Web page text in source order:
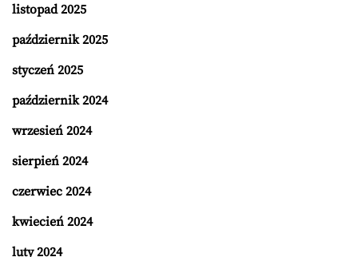
listopad 2025
październik 2025
styczeń 2025
październik 2024
wrzesień 2024
sierpień 2024
czerwiec 2024
kwiecień 2024
luty 2024